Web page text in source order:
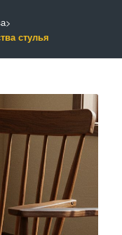
>
стулья